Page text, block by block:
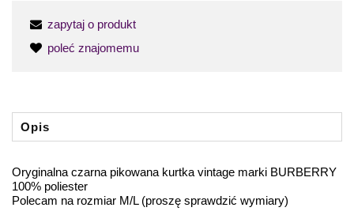
zapytaj o produkt
poleć znajomemu
Opis
Oryginalna czarna pikowana kurtka vintage marki BURBERRY
100% poliester
Polecam na rozmiar M/L (proszę sprawdzić wymiary)